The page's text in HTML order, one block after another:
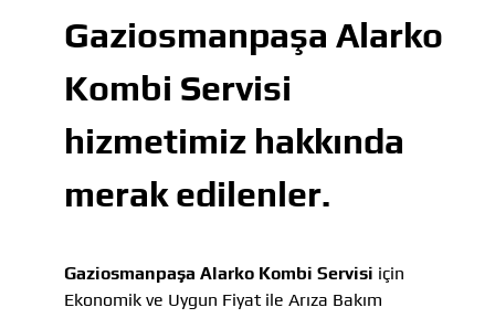
Gaziosmanpaşa Alarko
Kombi Servisi
hizmetimiz hakkında
merak edilenler.
Gaziosmanpaşa Alarko Kombi Servisi için
Ekonomik ve Uygun Fiyat ile Arıza Bakım